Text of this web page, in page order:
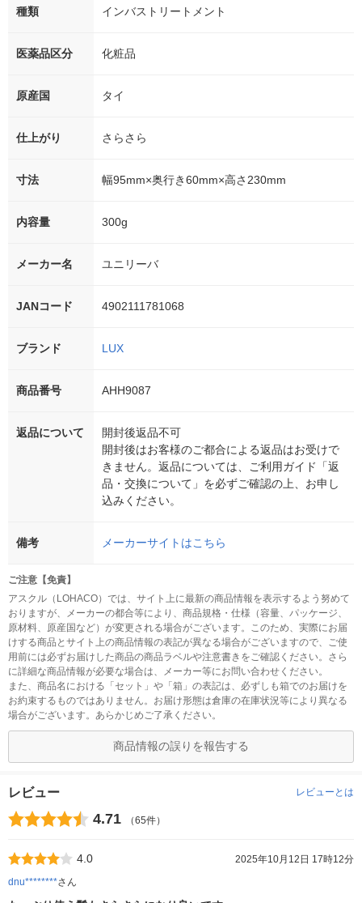
種類 インバストリートメント
医薬品区分 化粧品
原産国 タイ
仕上がり さらさら
寸法 幅95mm×奥行き60mm×高さ230mm
内容量 300g
メーカー名 ユニリーバ
JANコード 4902111781068
ブランド LUX
商品番号 AHH9087
返品について
開封後返品不可
開封後はお客様のご都合による返品はお受けで
きません。返品については、ご利用ガイド「返
品・交換について」を必ずご確認の上、お申し
込みください。
備考 メーカーサイトはこちら
ご注意【免責】
アスクル（LOHACO）では、サイト上に最新の商品情報を表示するよう努めて
おりますが、メーカーの都合等により、商品規格・仕様（容量、パッケージ、
原材料、原産国など）が変更される場合がございます。このため、実際にお届
けする商品とサイト上の商品情報の表記が異なる場合がございますので、ご使
用前には必ずお届けした商品の商品ラベルや注意書きをご確認ください。さら
に詳細な商品情報が必要な場合は、メーカー等にお問い合わせください。
また、商品名における「セット」や「箱」の表記は、必ずしも箱でのお届けを
お約束するものではありません。お届け形態は倉庫の在庫状況等により異なる
場合がございます。あらかじめご了承ください。
商品情報の誤りを報告する
レビュー レビューとは
4.71 （65件）
4.0
2025年10月12日 17時12分
dnu********さん